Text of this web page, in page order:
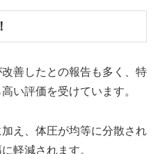
善したとの報告も多く、特
い評価を受けています。
え、体圧が均等に分散され
軽減されます。